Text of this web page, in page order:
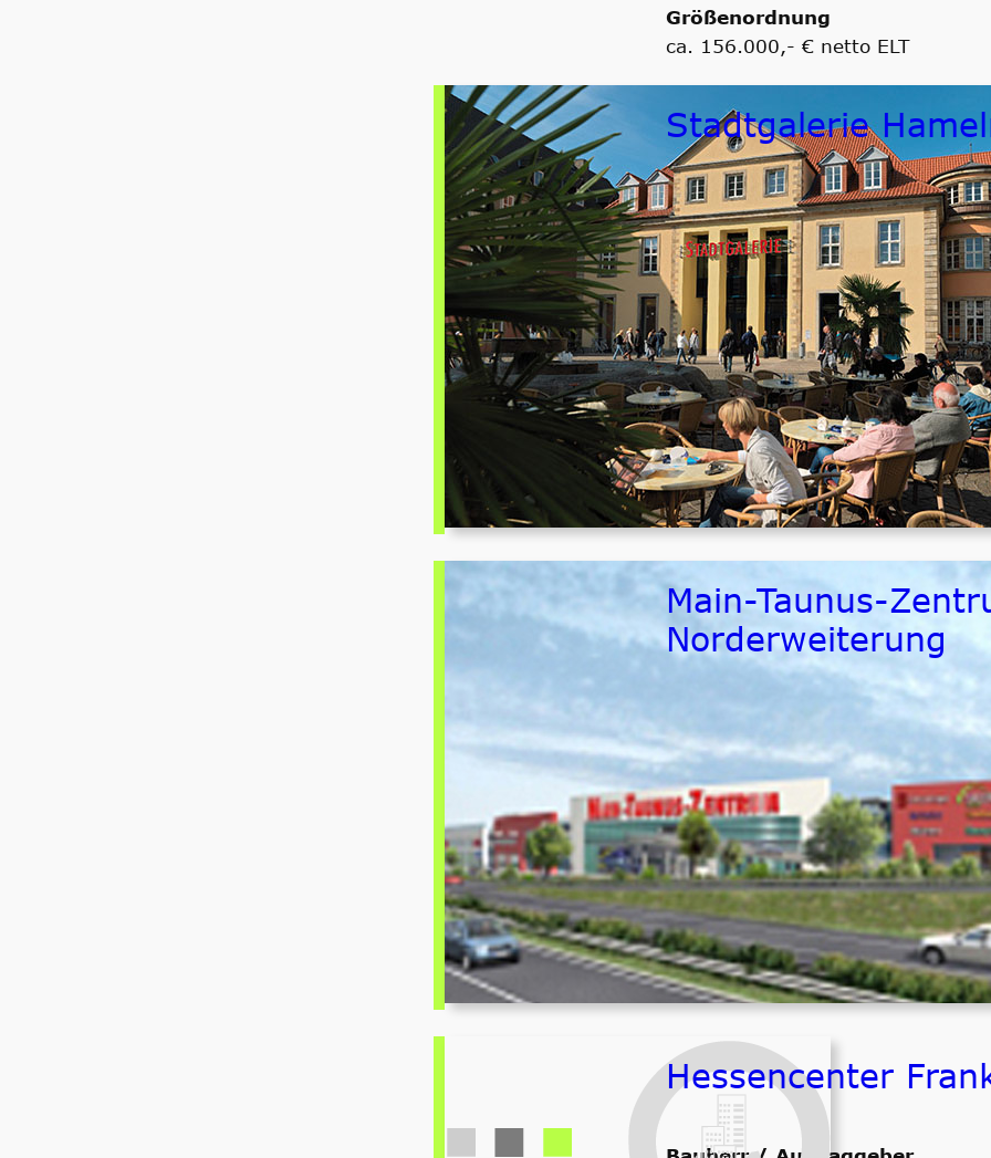
Größenordnung
ca. 156.000,- € netto ELT
Stadtgalerie
Bauherr / Auftraggeber
ECE Hamburg
Zeitraum
fertiggestellt
Größenordnung
ca. 4.500.000,- € netto ELT
Main-Taunus-
Norderweiterung
Bauherr / Auftraggeber
ECE Hamburg
Zeitraum
fertiggestellt
Größenordnung
ca. 3.000.000,- € netto ELT
Hessencenter